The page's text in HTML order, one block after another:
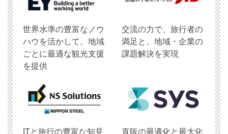
世界水準の豊富なノウ
ハウを活かして、地域
ごとに最適な観光支援
を提供
交流の力で、旅行者の
満足と、地域・企業の
課題解決を実現
ITと旅行の豊富な知見
直販の最適化と最大化